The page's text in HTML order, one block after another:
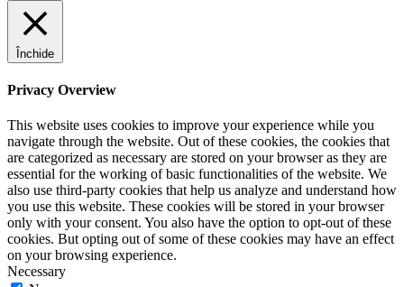
Închide
Privacy Overview
This website uses cookies to improve your experience while you
navigate through the website. Out of these cookies, the cookies that
are categorized as necessary are stored on your browser as they are
essential for the working of basic functionalities of the website. We
also use third-party cookies that help us analyze and understand how
you use this website. These cookies will be stored in your browser
only with your consent. You also have the option to opt-out of these
cookies. But opting out of some of these cookies may have an effect
on your browsing experience.
Necessary